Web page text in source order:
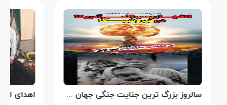
سالروز بزرگ ترین جنایت جنگی جهان علیه بشریت توسط بزرگ ترین مدعی دروغین حقوق بشر